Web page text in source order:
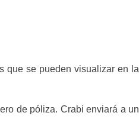
que se pueden visualizar en la
de póliza. Crabi enviará a un